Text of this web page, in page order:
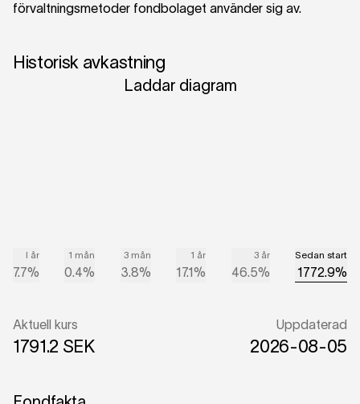
förvaltningsmetoder fondbolaget använder sig av.
Historisk avkastning
Laddar diagram
I år
7.7%
1 mån
0.4%
3 mån
3.8%
1 år
17.1%
3 år
46.5%
Sedan start
1772.9%
Aktuell kurs
1791.2 SEK
Uppdaterad
2026-08-05